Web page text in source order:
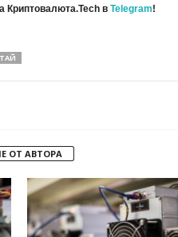
Криптовалюта.Tech в Telegram!
ОТ АВТОРА